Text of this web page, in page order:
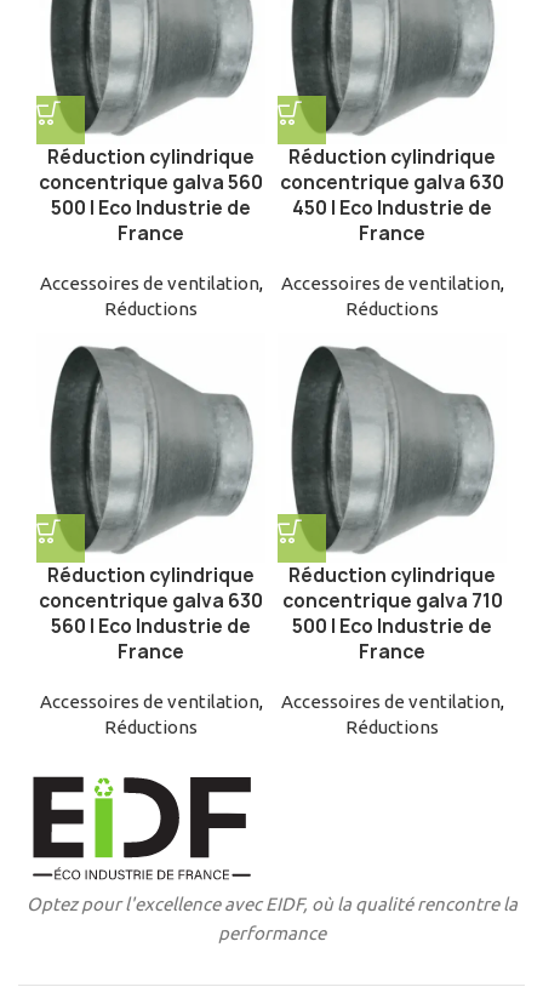
Réduction cylindrique
concentrique galva 560
500 | Eco Industrie de
France
Accessoires de ventilation,
Réductions
Réduction cylindrique
concentrique galva 630
450 | Eco Industrie de
France
Accessoires de ventilation,
Réductions
Réduction cylindrique
concentrique galva 630
560 | Eco Industrie de
France
Accessoires de ventilation,
Réductions
Réduction cylindrique
concentrique galva 710
500 | Eco Industrie de
France
Accessoires de ventilation,
Réductions
Optez pour l'excellence avec EIDF, où la qualité rencontre la
performance